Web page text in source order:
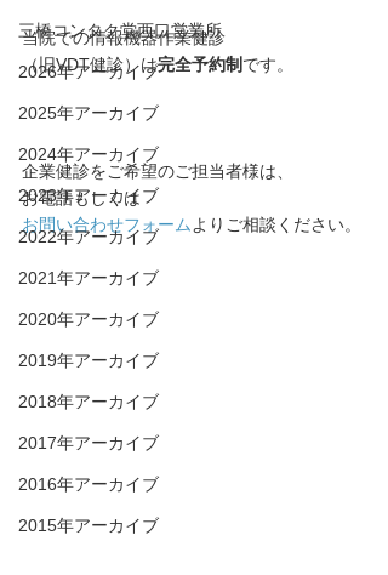
三橋コンタク堂西口営業所
2026年アーカイブ
2025年アーカイブ
2024年アーカイブ
2023年アーカイブ
2022年アーカイブ
2021年アーカイブ
2020年アーカイブ
2019年アーカイブ
2018年アーカイブ
2017年アーカイブ
2016年アーカイブ
2015年アーカイブ
当院での情報機器作業健診
（旧VDT健診）は完全予約制 です。
企業健診をご希望のご担当者様は、
お電話もしくは
お問い合わせフォーム よりご相談ください。